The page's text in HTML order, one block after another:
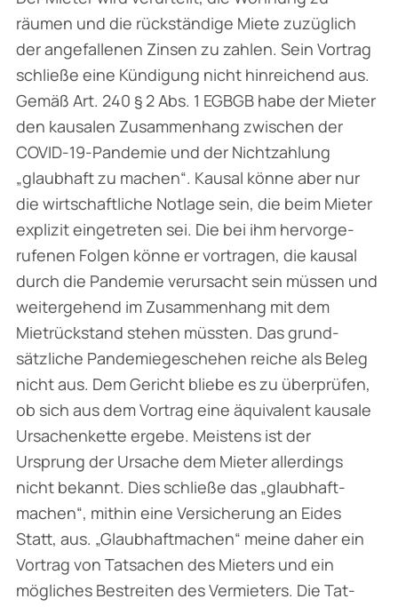
räumen und die rückständige Miete zuzüglich
der angefallenen Zinsen zu zahlen. Sein Vortrag
schließe eine Kündigung nicht hinreichend aus.
Gemäß Art. 240 § 2 Abs. 1 EGBGB habe der Mieter
den kausalen Zusammenhang zwischen der
COVID-19-Pandemie und der Nichtzahlung
„glaubhaft zu machen“. Kausal könne aber nur
die wirtschaftliche Notlage sein, die beim Mieter
explizit eingetreten sei. Die bei ihm hervorge­
rufenen Folgen könne er vortragen, die kausal
durch die Pandemie verursacht sein müssen und
weitergehend im Zusammenhang mit dem
Mietrückstand stehen müssten. Das grund­
sätzliche Pandemiegeschehen reiche als Beleg
nicht aus. Dem Gericht bliebe es zu überprüfen,
ob sich aus dem Vortrag eine äquivalent kausale
Ursachenkette ergebe. Meistens ist der
Ursprung der Ursache dem Mieter allerdings
nicht bekannt. Dies schließe das „glaubhaft­
machen“, mithin eine Versicherung an Eides
Statt, aus. „Glaubhaftmachen“ meine daher ein
Vortrag von Tatsachen des Mieters und ein
mögliches Bestreiten des Vermieters. Die Tat­